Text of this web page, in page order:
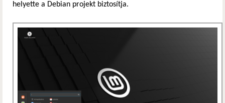
helyette a Debian projekt biztosítja.